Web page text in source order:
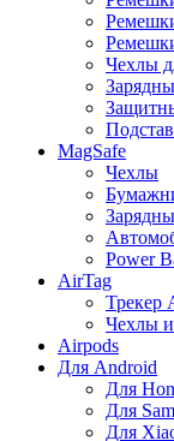
Чехлы
MagSafe
Чехлы
Power
AirTag
Трекер
Чехлы
Airpods
Для Android
Для
Для
Для